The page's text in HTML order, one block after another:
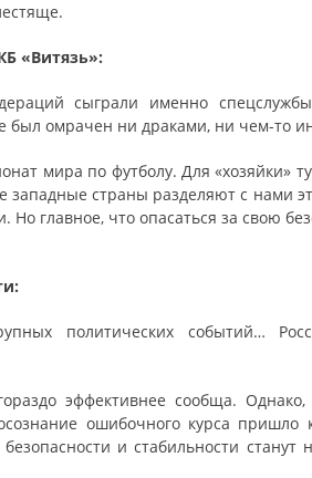
«Витязь»:
сыграли именно
был омрачен ни драками, ни чем-то
мира по футболу. Для «хозяйки»
страны разделяют с нами
главное, что опасаться за свою
политических событий…
эффективнее сообща. Однако,
ошибочного курса пришло
и стабильности станут